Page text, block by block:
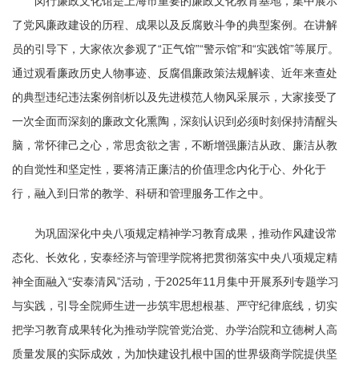
了党风廉政建设的历程、成果以及反腐败斗争的典型案例。在讲解
员的引导下，大家依次参观了“正气馆”“警示馆”和“实践馆”等展厅。
通过观看廉政历史人物事迹、反腐倡廉政策法规解读、近年来查处
的典型违纪违法案例剖析以及先进模范人物风采展示，大家接受了
一次全面而深刻的廉政文化熏陶，深刻认识到必须时刻保持清醒头
脑，常怀律己之心，常思贪欲之害，不断增强廉洁从政、廉洁从教
的自觉性和坚定性，要将清正廉洁的价值理念内化于心、外化于
行，融入到日常的教学、科研和管理服务工作之中。
为巩固深化中央八项规定精神学习教育成果，推动作风建设常
态化、长效化，安泰经济与管理学院将把贯彻落实中央八项规定精
神全面融入“安泰清风”活动，于2025年11月集中开展系列专题学习
与实践，引导全院师生进一步筑牢思想根基、严守纪律底线，切实
把学习教育成果转化为推动学院管党治党、办学治院和立德树人高
质量发展的实际成效，为加快建设扎根中国的世界级商学院提供坚